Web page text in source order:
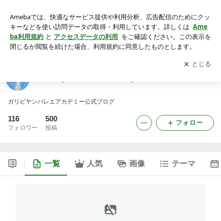
アプリをダウンロードして ブログの更新通知
を受け取りまし
ょう。
開く
ガリビヤンバレエアカデミー公式ブログ
116
フォロワー
500
投稿
フォロー
一覧 人気 画像 テーマ